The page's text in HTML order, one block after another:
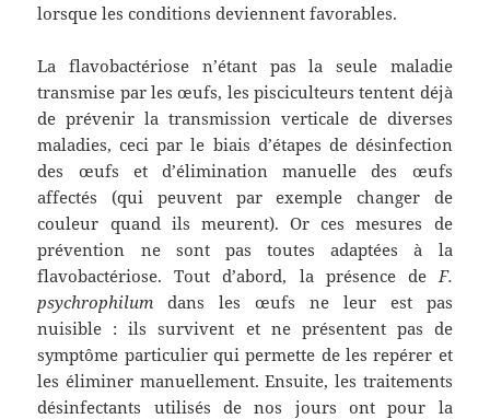
lorsque les conditions deviennent favorables.
La flavobactériose n’étant pas la seule maladie
transmise par les œufs, les pisciculteurs tentent déjà
de prévenir la transmission verticale de diverses
maladies, ceci par le biais d’étapes de désinfection
des œufs et d’élimination manuelle des œufs
affectés (qui peuvent par exemple changer de
couleur quand ils meurent). Or ces mesures de
prévention ne sont pas toutes adaptées à la
flavobactériose. Tout d’abord, la présence de F.
psychrophilum dans les œufs ne leur est pas
nuisible : ils survivent et ne présentent pas de
symptôme particulier qui permette de les repérer et
les éliminer manuellement. Ensuite, les traitements
désinfectants utilisés de nos jours ont pour la